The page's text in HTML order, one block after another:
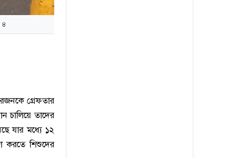
৪
গ্রেফতার
চালিয়ে তাদের
যার মধ্যে ১২
করতে শিশুদের